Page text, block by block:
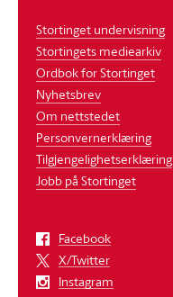
Stortinget undervisning
Stortingets mediearkiv
Ordbok for Stortinget
Nyhetsbrev
Om nettstedet
Personvernerklæring
Tilgjengelighetserklæring
Jobb på Stortinget
Facebook
X/Twitter
Instagram